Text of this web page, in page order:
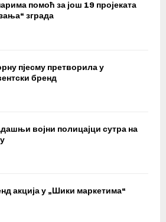
помоћ за још 19 пројеката
зграда
пјесму претворила у
бренд
војни полицајци сутра на
акција у „Шики маркетима“